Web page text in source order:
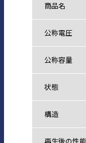
商品名
公称電圧
公称容量
状態
構造